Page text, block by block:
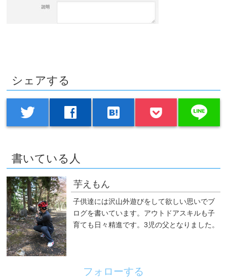
シェアする
twitter facebook hatenabookmark line
書いている人
芋えもん
子供達には沢山外遊びをして欲しい思いでブ
ログを書いています。アウトドアスキルも子
育ても日々精進です。3児の父となりました。
フォローする